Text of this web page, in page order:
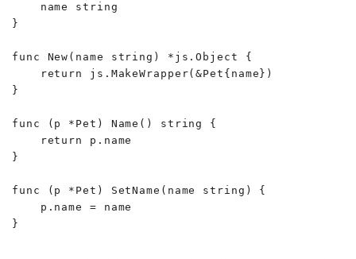
    name string
}
func New(name string) *js.Object {
    return js.MakeWrapper(&Pet{name})
}
func (p *Pet) Name() string {
    return p.name
}
func (p *Pet) SetName(name string) {
    p.name = name
}